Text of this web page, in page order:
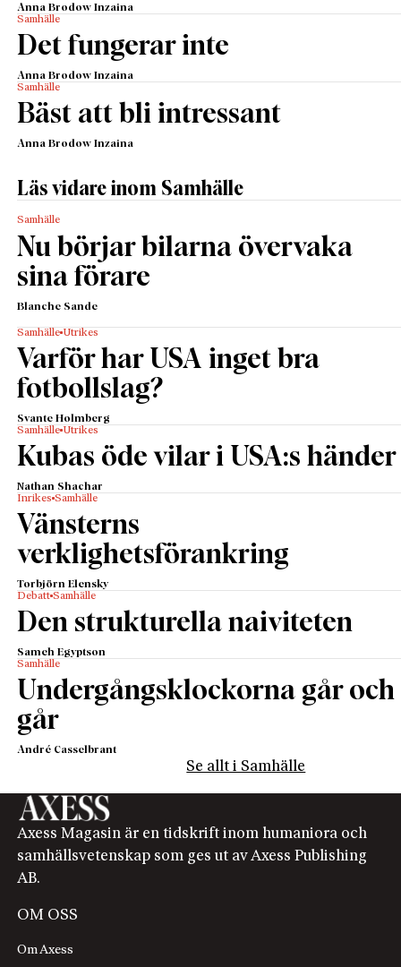
Anna Brodow Inzaina
Samhälle
Det fungerar inte
Anna Brodow Inzaina
Samhälle
Bäst att bli intressant
Anna Brodow Inzaina
Läs vidare inom Samhälle
Samhälle
Nu börjar bilarna övervaka
sina förare
Blanche Sande
Samhälle Utrikes
Varför har USA inget bra
fotbollslag?
Svante Holmberg
Samhälle Utrikes
Kubas öde vilar i USA:s händer
Nathan Shachar
Inrikes Samhälle
Vänsterns
verklighetsförankring
Torbjörn Elensky
Debatt Samhälle
Den strukturella naiviteten
Sameh Egyptson
Samhälle
Undergångsklockorna går och
går
André Casselbrant
Se allt i Samhälle
Axess Magasin är en tidskrift inom humaniora och
samhällsvetenskap som ges ut av Axess Publishing
AB.
OM OSS
Om Axess